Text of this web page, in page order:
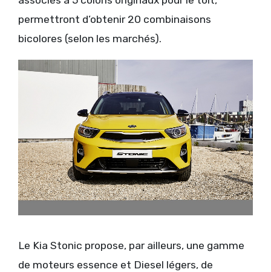
permettront d’obtenir 20 combinaisons
bicolores (selon les marchés).
Le Kia Stonic propose, par ailleurs, une gamme
de moteurs essence et Diesel légers, de